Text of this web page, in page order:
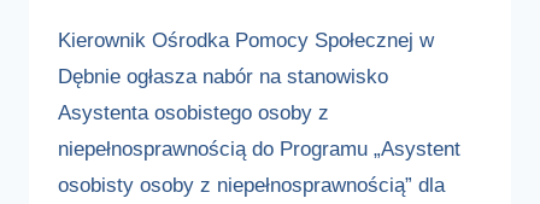
Kierownik Ośrodka Pomocy Społecznej w
Dębnie ogłasza nabór na stanowisko
Asystenta osobistego osoby z
niepełnosprawnością do Programu „Asystent
osobisty osoby z niepełnosprawnością” dla